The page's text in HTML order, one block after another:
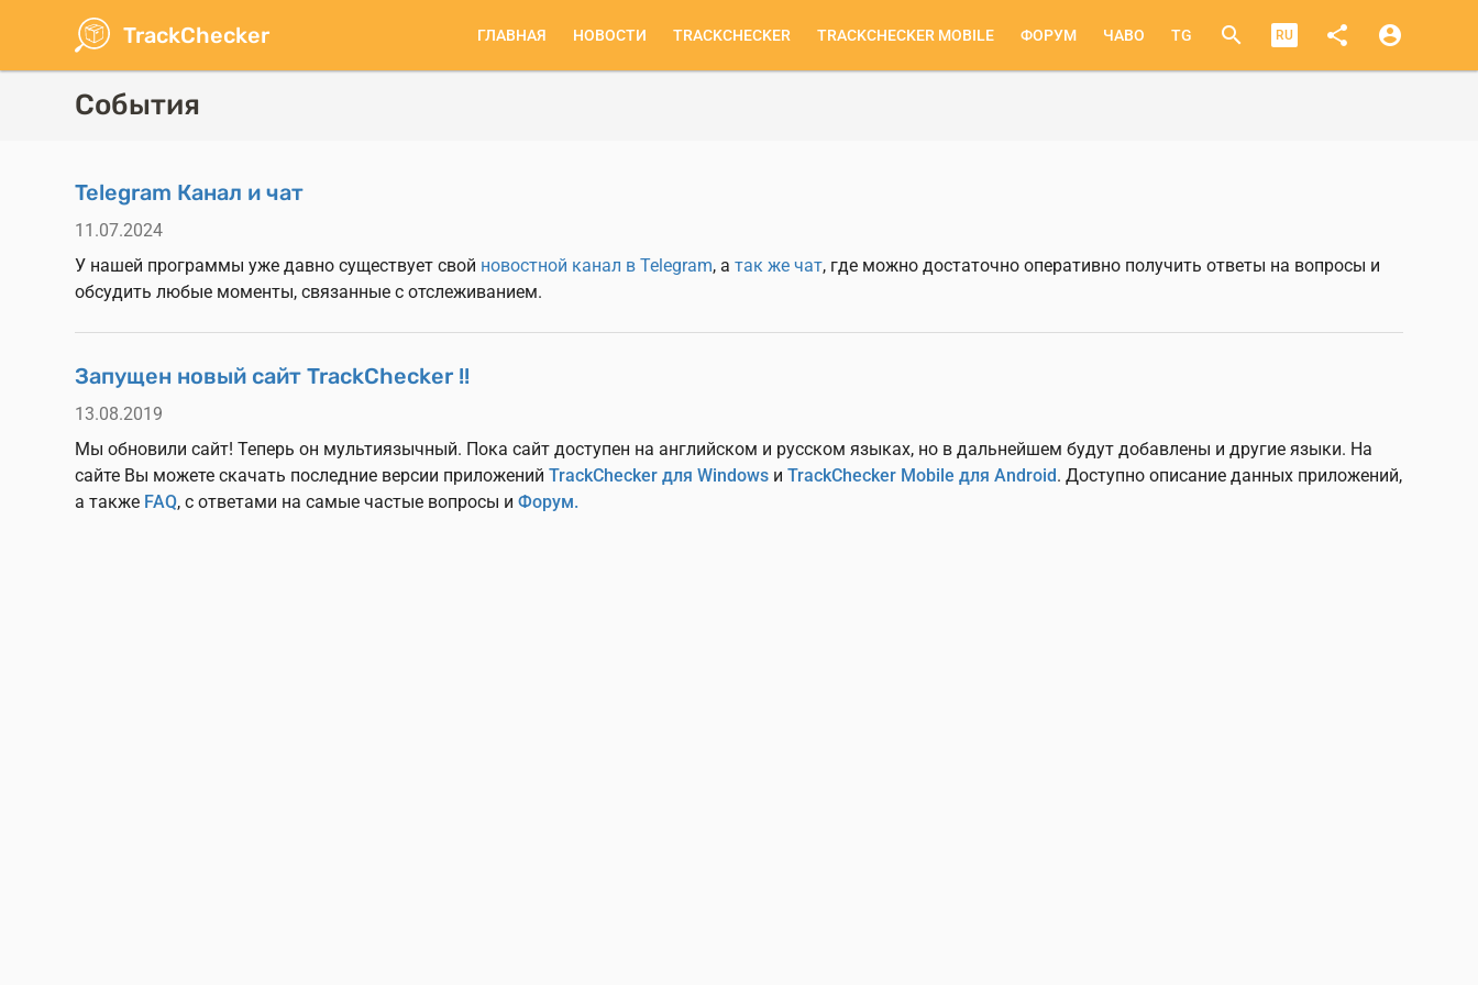
основному
содержанию
TrackChecker account_circle
share
RU
search
Основная
навигация
ГЛАВНАЯ НОВОСТИ TRACKCHECKER TRACKCHECKER MOBILE ФОРУМ ЧАВО TG
События
Telegram Канал и чат
11.07.2024
У нашей программы уже давно существует свой новостной канал в Telegram, а так же чат, где можно достаточно оперативно получить ответы на вопросы и
обсудить любые моменты, связанные с отслеживанием.
Запущен новый сайт TrackChecker !!
13.08.2019
Мы обновили сайт! Теперь он мультиязычный. Пока сайт доступен на английском и русском языках, но в дальнейшем будут добавлены и другие языки. На
сайте Вы можете скачать последние версии приложений TrackChecker для Windows и TrackChecker Mobile для Android. Доступно описание данных приложений,
а также FAQ, c ответами на самые частые вопросы и Форум.